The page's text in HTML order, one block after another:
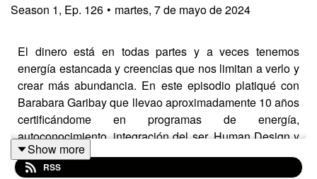
Season 1, Ep. 126 • martes, 7 de mayo de 2024
El dinero está en todas partes y a veces tenemos
energía estancada y creencias que nos limitan a verlo y
crear más abundancia. En este episodio platiqué con
Barabara Garibay que llevao aproximadamente 10 años
certificándome en programas de energía,
autoconocimiento, integración del ser, Human Design y
nos metimos en el mindset del dinero. Como todo forma
parte de nuestra mentalidad y creencias. Creo que a
Show more
RSS